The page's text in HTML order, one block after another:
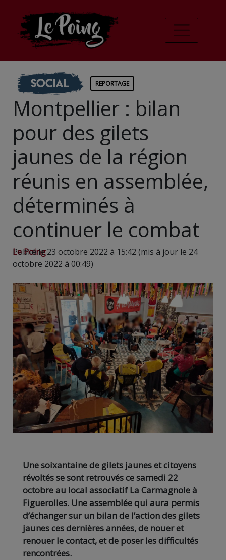
Social REPORTAGE
Montpellier : bilan
pour des gilets
jaunes de la région
réunis en assemblée,
déterminés à
continuer le combat
Le Poing
Publié le 23 octobre 2022 à 15:42 (mis à jour le 24
octobre 2022 à 00:49)
Une soixantaine de gilets jaunes et citoyens
révoltés se sont retrouvés ce samedi 22
octobre au local associatif La Carmagnole à
Figuerolles. Une assemblée qui aura permis
d’échanger sur un bilan de l’action des gilets
jaunes ces dernières années, de nouer et
renouer le contact, et de poser les difficultés
rencontrées.